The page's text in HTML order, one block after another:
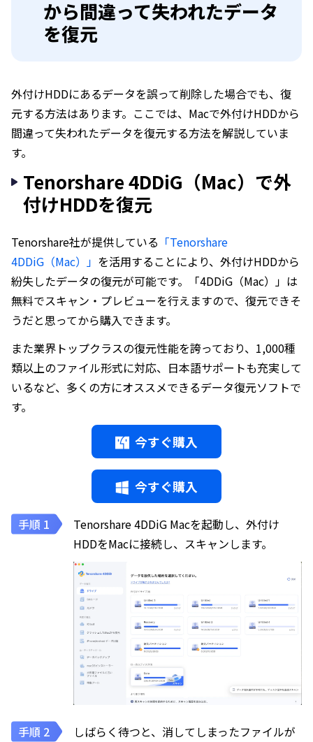
から間違って失われたデータ
を復元
外付けHDDにあるデータを誤って削除した場合でも、復
元する方法はあります。ここでは、Macで外付けHDDから
間違って失われたデータを復元する方法を解説していま
す。
Tenorshare 4DDiG（Mac）で外
付けHDDを復元
Tenorshare社が提供している 「Tenorshare
4DDiG（Mac）」 を活用することにより、外付けHDDから
紛失したデータの復元が可能です。「4DDiG（Mac）」は
無料でスキャン・プレビューを行えますので、復元できそ
うだと思ってから購入できます。
また業界トップクラスの復元性能を誇っており、1,000種
類以上のファイル形式に対応、日本語サポートも充実して
いるなど、多くの方にオススメできるデータ復元ソフトで
す。
今すぐ購入
今すぐ購入
Tenorshare 4DDiG Macを起動し、外付け
HDDをMacに接続し、スキャンします。
しばらく待つと、消してしまったファイルが